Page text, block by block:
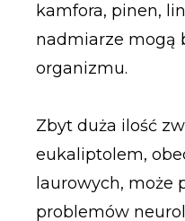
kamfora, pinen,
nadmiarze mogą
organizmu.
Zbyt duża ilość
eukaliptolem,
laurowych, może
problemów